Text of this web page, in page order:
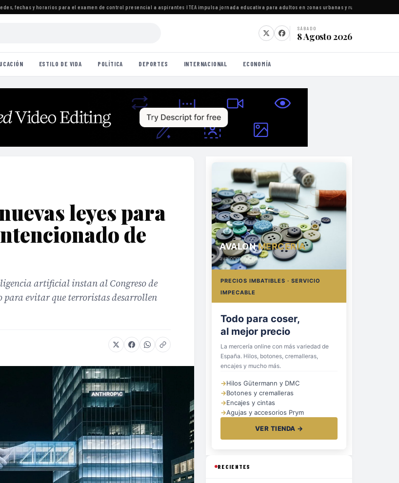
fechas y horarios para el examen de control presencial a aspirantes·ITEA impulsa jornada educativa para adultos en zonas urbanas y rurales de Matamoros
SÁBADO
8 Agosto 2026
ESTILO DE VIDA POLÍTICA DEPORTES INTERNACIONAL ECONOMÍA
leyes para
de
artificial instan al Congreso de
evitar que terroristas desarrollen
AVALONMERCERÍA
avalonmerceria.es
PRECIOS IMBATIBLES · SERVICIO
IMPECABLE
Hilos, botones
y cremalleras
La mercería online con más variedad de
España. Hilos, botones, cremalleras,
encajes y mucho más.
→Hilos Gütermann y DMC
→Botones y cremalleras
→Encajes y cintas
→Agujas y accesorios Prym
VER TIENDA →
RECIENTES